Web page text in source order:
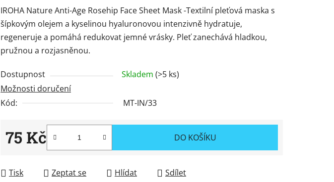
je
0,0
z
5
IROHA Nature Anti-Age Rosehip Face Sheet Mask -Textilní pleťová maska s
šípkovým olejem a kyselinou hyaluronovou intenzivně hydratuje,
regeneruje a pomáhá redukovat jemné vrásky. Pleť zanechává hladkou,
pružnou a rozjasněnou.
Dostupnost Skladem (>5 ks)
Možnosti doručení
Kód:
MT-IN/33
75 Kč
Měrná cena:
DO KOŠÍKU
Tisk Zeptat se Hlídat Sdílet